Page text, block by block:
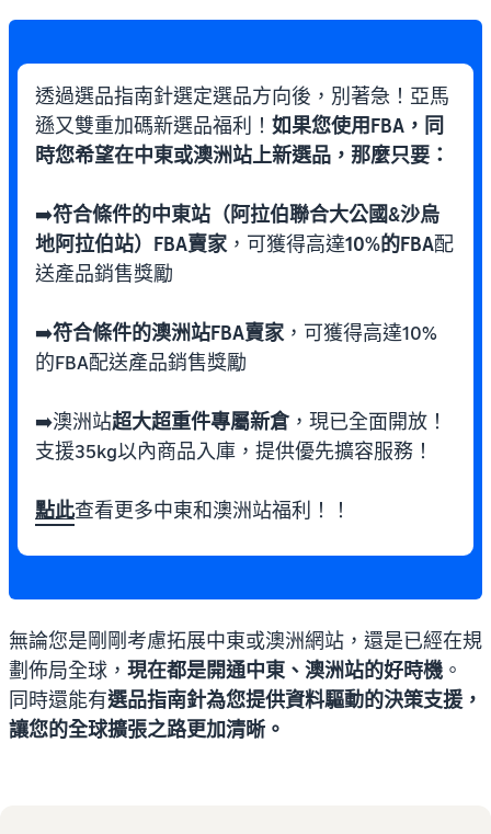
透過選品指南針選定選品方向後，別著急！亞馬
遜又雙重加碼新選品福利！ 如果您使用FBA，同
時您希望在中東或澳洲站上新選品，那麼只要：
➡️符合條件的中東站（阿拉伯聯合大公國&沙烏
地阿拉伯站）FBA賣家 ，可獲得高達10%的FBA配
送產品銷售獎勵
➡️符合條件的澳洲站FBA賣家 ，可獲得高達10%
的FBA配送產品銷售獎勵
➡️澳洲站超大超重件專屬新倉，現已全面開放！
支援35kg以內商品入庫，提供優先擴容服務！
點此查看更多中東和澳洲站福利！！
無論您是剛剛考慮拓展中東或澳洲網站，還是已經在規
劃佈局全球， 現在都是開通中東、澳洲站的好時機 。
同時還能有選品指南針為您提供資料驅動的決策支援，
讓您的全球擴張之路更加清晰。